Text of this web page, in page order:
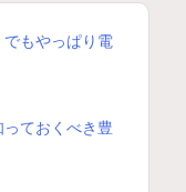
でもやっぱり電
ておくべき豊